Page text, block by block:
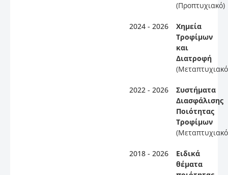
(Προπτυχιακό)
2024 - 2026
Χημεία
Τροφίμων
και
Διατροφή
2022 - 2026
Συστήματα
Διασφάλισης
Ποιότητας
Τροφίμων
2018 - 2026
Ειδικά
θέματα